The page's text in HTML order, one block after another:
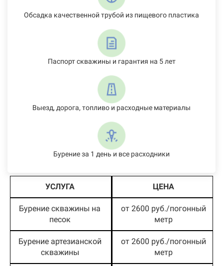
Обсадка качественной трубой из пищевого пластика
Паспорт скважины и гарантия на 5 лет
Выезд, дорога, топливо и расходные материалы
Бурение за 1 день и все расходники
УСЛУГА ЦЕНА
Бурение скважины на
песок
от 2600 руб./погонный
метр
Бурение артезианской
скважины
от 2600 руб./погонный
метр